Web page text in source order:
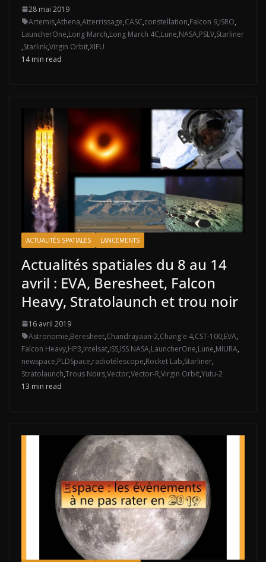
28 mai 2019
Artemis,Athena,Atterrissage,CASC,constellation,Falcon 9,ISRO,
LauncherOne,Long March,Long March 4C,Lune,NASA,PSLV,Starliner
,Starlink,Virgin Orbit,XIFU
14 min read
ACTUALITÉS SPATIALES LANCEMENTS
Actualités spatiales du 8 au 14
avril : EVA, Beresheet, Falcon
Heavy, Stratolaunch et trou noir
16 avril 2019
Astronomie,Beresheet,Chandrayaan-2,Chang'e 4,CST-100,EVA,
Falcon Heavy,HP3,Intelsat,ISS,ISS NASA,LauncherOne,Lune,MIURA,
newspace,PLDSpace,radiotélescope,Rocket Lab,Starliner,
Stratolaunch,Trous Noirs,Vector,Vector-R,Virgin Orbit,Yutu-2
13 min read